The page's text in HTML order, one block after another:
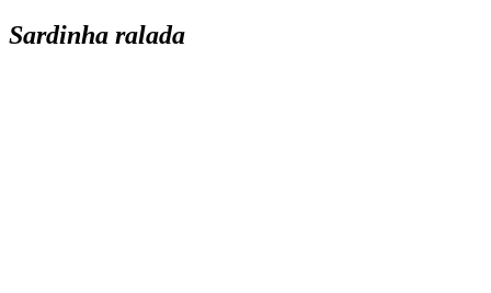
Sardinha ralada